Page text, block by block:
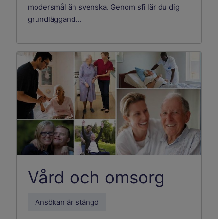
modersmål än svenska. Genom sfi lär du dig
grundläggand...
Vård och omsorg
Ansökan är stängd